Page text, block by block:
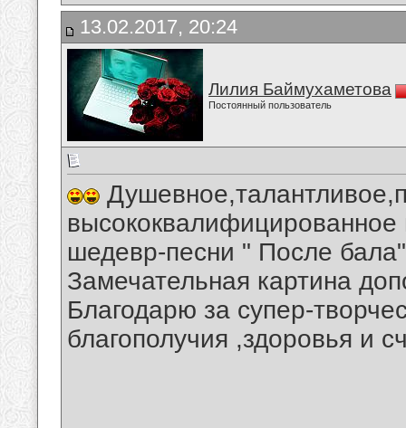
13.02.2017, 20:24
Лилия Баймухаметова
Постоянный пользователь
высококвалифицированное
шедевр-песни " После
Замечательная картина
Благодарю за супер-
благополучия ,здоровья и